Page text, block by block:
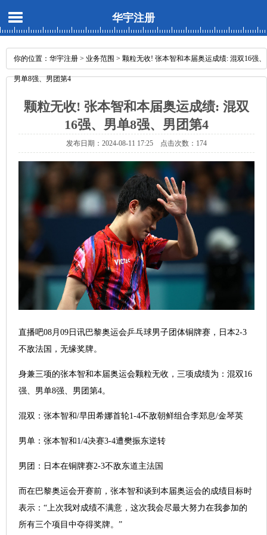
华宇注册
你的位置： 华宇注册 > 业务范围 > 颗粒无收! 张本智和本届奥运成绩: 混双16强、
男单8强、男团第4
颗粒无收! 张本智和本届奥运成绩: 混双
16强、男单8强、男团第4
发布日期：2024-08-11 17:25 点击次数：174
直播吧08月09日讯巴黎奥运会乒乓球男子团体铜牌赛，日本2-3
不敌法国，无缘奖牌。
身兼三项的张本智和本届奥运会颗粒无收，三项成绩为：混双16
强、男单8强、男团第4。
混双：张本智和/早田希娜首轮1-4不敌朝鲜组合李郑息/金琴英
男单：张本智和1/4决赛3-4遭樊振东逆转
男团：日本在铜牌赛2-3不敌东道主法国
而在巴黎奥运会开赛前，张本智和谈到本届奥运会的成绩目标时
表示：“上次我对成绩不满意，这次我会尽最大努力在我参加的
所有三个项目中夺得奖牌。”